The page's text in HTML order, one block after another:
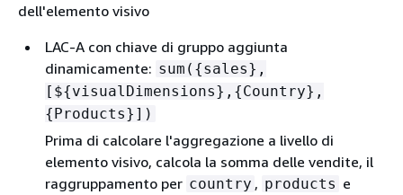
dell'elemento visivo
LAC-A con chiave di gruppo aggiunta
dinamicamente: sum( {sales},
[${visualDimensions}, {Country},
{Products}])
Prima di calcolare l'aggregazione a livello di
elemento visivo, calcola la somma delle vendite, il
raggruppamento per country , products e